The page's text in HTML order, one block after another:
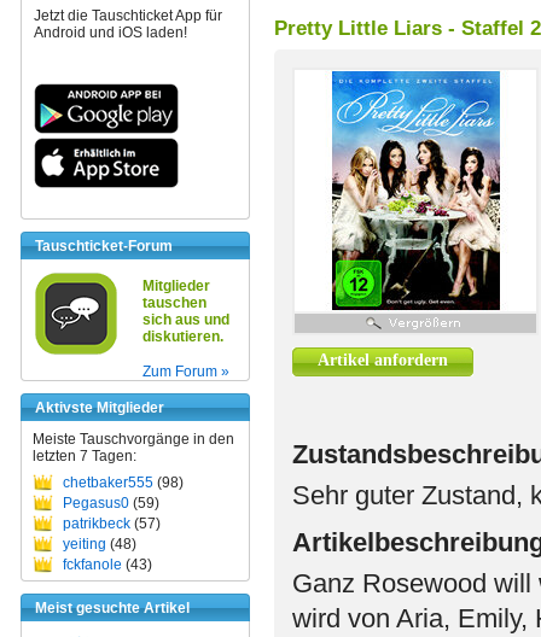
Jetzt die Tauschticket App für
Android und iOS laden!
Tauschticket-Forum
Mitglieder
tauschen
sich aus und
diskutieren.
Zum Forum »
Aktivste Mitglieder
Meiste Tauschvorgänge in den
letzten 7 Tagen:
chetbaker555 (98)
Pegasus0 (59)
patrikbeck (57)
yeiting (48)
fckfanole (43)
Meist gesuchte Artikel
Pretty Little Liars - Staffel 2
Artikel anfordern
Sehr guter Zustand,
Ganz Rosewood
wird von Aria, Emily,